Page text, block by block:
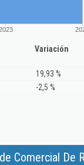
Variación
19,93 %
-2,5 %
Comercial De